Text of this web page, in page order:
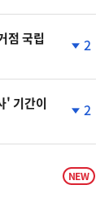
상
점 국립
하
2
' 기간이
하
락
2
NEW